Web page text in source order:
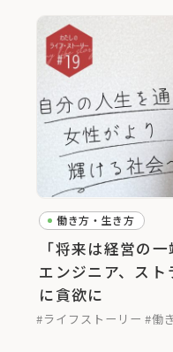
働き方・生き方
「将来は経営の
エンジニア、ス
に貪欲に
#ライフストーリー #働